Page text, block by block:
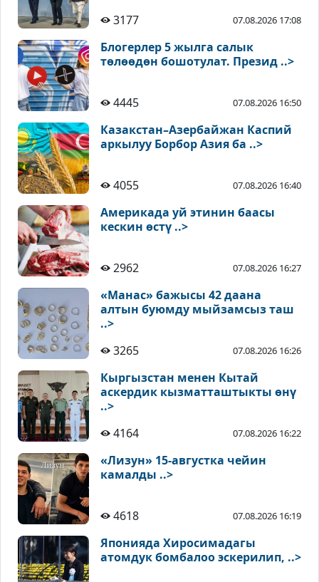
3177 07.08.2026 17:08
Блогерлер 5 жылга салык
төлөөдөн бошотулат. Презид ..>
4445 07.08.2026 16:50
Казакстан–Азербайжан Каспий
аркылуу Борбор Азия ба ..>
4055 07.08.2026 16:40
Америкада уй этинин баасы
кескин өстү ..>
2962 07.08.2026 16:27
«Манас» бажысы 42 даана
алтын буюмду мыйзамсыз таш
..>
3265
07.08.2026 16:26
Кыргызстан менен Кытай
аскердик кызматташтыкты өнү
..>
4164
07.08.2026 16:22
«Лизун» 15-августка чейин
камалды ..>
4618 07.08.2026 16:19
Японияда Хиросимадагы
атомдук бомбалоо эскерилип, ..>